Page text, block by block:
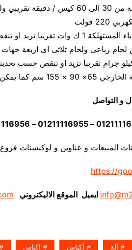
في سرعة التعبئة
220 فولت
تزيد او تنقص حسب تحديثات الماكينة
رباعى ولحام ثلاثى اى اربعة
فك الماكينة و تركيبها في اي مكان
و التواصل
المبيعات و عناوين و لوكيشنات
https://
ايميل الموقع الاليكتروني
آلة أكياس اكياس